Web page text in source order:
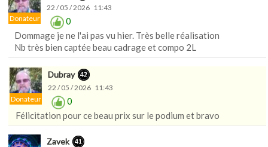
Donateur
22 / 05 / 2026 11:43
0
Dommage je ne l'ai pas vu hier. Très belle réalisation
Nb très bien captée beau cadrage et compo 2L
Donateur
Dubray
22 / 05 / 2026 11:43
0
Félicitation pour ce beau prix sur le podium et bravo
Zavek